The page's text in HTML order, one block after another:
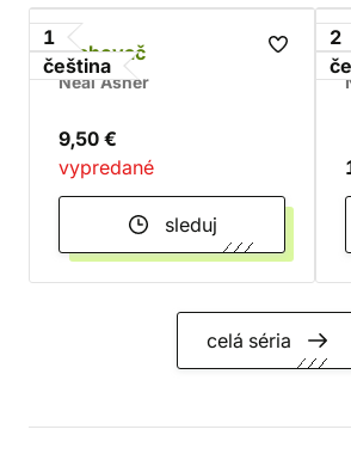
1
čeština
Stahovač
Neal Asher
9,50 €
vypredané
sleduj
2
celá séria